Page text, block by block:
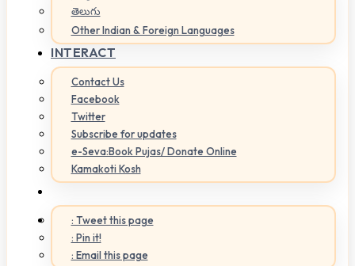
తెలుగు
Other Indian & Foreign Languages
INTERACT
Contact Us
Facebook
Twitter
Subscribe for updates
e-Seva:Book Pujas/ Donate Online
Kamakoti Kosh
: Tweet this page
: Pin it!
: Email this page